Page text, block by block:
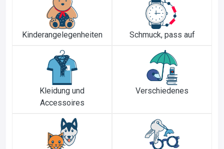
Kinderangelegenheiten Schmuck, pass auf
Kleidung und
Accessoires
Verschiedenes